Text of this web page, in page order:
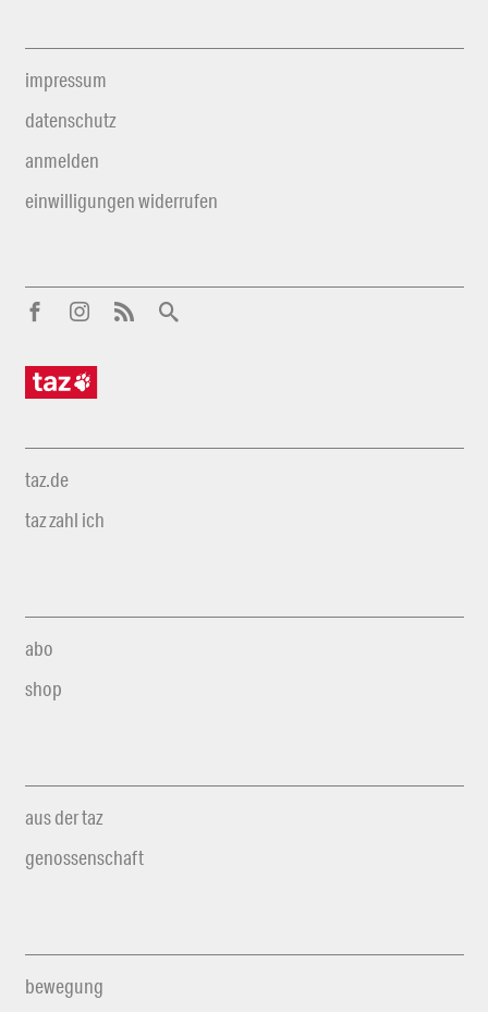
impressum
datenschutz
anmelden
einwilligungen widerrufen
taz.de
taz zahl ich
abo
shop
aus der taz
genossenschaft
bewegung